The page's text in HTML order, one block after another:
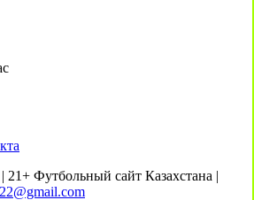
Футбольный сайт Казахстана |